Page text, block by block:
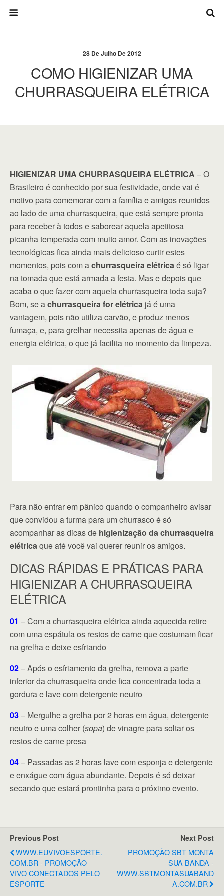
28 De Julho De 2012
COMO HIGIENIZAR UMA
CHURRASQUEIRA ELÉTRICA
HIGIENIZAR UMA CHURRASQUEIRA ELÉTRICA – O
Brasileiro é conhecido por sua festividade, onde vai é
motivo para comemorar com a família e amigos reunidos
ao lado de uma churrasqueira, que está sempre pronta
para receber à todos e saborear aquela apetitosa
picanha temperada com muito amor. Com as inovações
tecnológicas fica ainda mais delicioso curtir estes
momentos, pois com achurrasqueira elétricaé só ligar
na tomada que está armada a festa. Mas e depois que
acaba o que fazer com aquela churrasqueira toda suja?
Bom, se achurrasqueira for elétrica já é uma
vantagem, pois não utiliza carvão, e produz menos
fumaça, e, para grelhar necessita apenas de água e
energia elétrica, o que já facilita no momento da limpeza.
Para não entrar em pânico quando o companheiro avisar
que convidou a turma para um churrasco é só
acompanhar as dicas de higienização da churrasqueira
elétricaque até você vai querer reunir os amigos.
DICAS RÁPIDAS E PRÁTICAS PARA
HIGIENIZAR A CHURRASQUEIRA
ELÉTRICA
01 – Com a churrasqueira elétrica ainda aquecida retire
com uma espátula os restos de carne que costumam ficar
na grelha e deixe esfriando
02– Após o esfriamento da grelha, remova a parte
inferior da churrasqueira onde fica concentrada toda a
gordura e lave com detergente neutro
03– Mergulhe a grelha por 2 horas em água, detergente
neutro e uma colher (sopa) de vinagre para soltar os
restos de carne presa
04– Passadas as 2 horas lave com esponja e detergente
e enxágue com água abundante. Depois é só deixar
secando que estará prontinha para o próximo evento.
Previous Post
WWW.EUVIVOESPORTE.
COM.BR - PROMOÇÃO
VIVO CONECTADOS PELO
ESPORTE
Next Post
PROMOÇÃO SBT MONTA
SUA BANDA -
WWW.SBTMONTASUABAND
A.COM.BR